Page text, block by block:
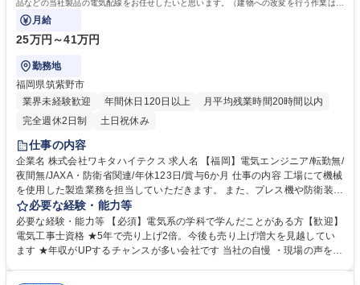
品などの当社製品の電気配線をお任せしたいと思います。（建物への改変を行う作業はあ
りません）
月給
25万円～41万円
勤務地
福岡県筑紫野市
業界未経験歓迎
年間休日120日以上
月平均残業時間20時間以内
完全週休2日制
土日祝休み
仕事の内容
企業名 株式会社ワキタハイテクス 求人名 【福岡】電気エンジニア/転勤無/
夜間無/JAXA・防衛省関連/年休123日/賞与6か月 仕事の内容 工場にて機械
を使用した製造業務を担当していただきます。 また、プレス機や防衛装備
品などの当社製品の電気配線をお任せしたいと思います。（建物への改変
を行う作業はありません） ・防衛産業製品の製造 ・溶接作業（アルミ、
ステンレス、鉄） ・塗装作業（屋内ブース有、吹付塗装） ・検査業務 ※
各作業は1週間～1か月単位で事前にスケジュールを組んでおります。 募
必要な経験・能力等
必要な経験・能力等 【必須】電気系の学科で学んだことがある方【歓迎】
電気工事士資格 ★5年で売り上げ2倍。今後も売り上げ増大を見越してい
ます ★年収がUPするチャンスが多い会社です 当社の自慢 ・現場の声を大